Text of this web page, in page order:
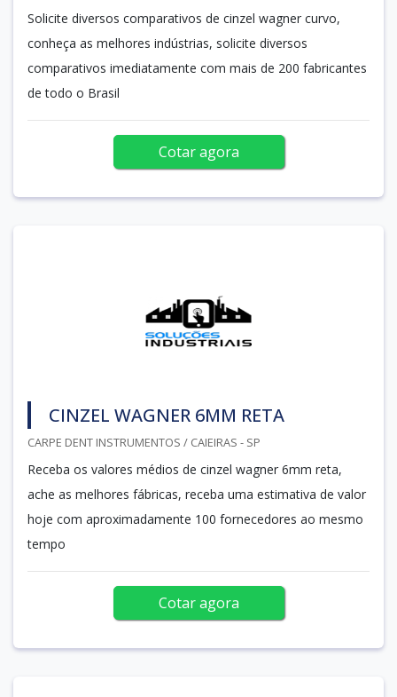
Solicite diversos comparativos de cinzel wagner curvo,
conheça as melhores indústrias, solicite diversos
comparativos imediatamente com mais de 200 fabricantes
de todo o Brasil
Cotar agora
CINZEL WAGNER 6MM RETA
CARPE DENT INSTRUMENTOS / CAIEIRAS - SP
Receba os valores médios de cinzel wagner 6mm reta,
ache as melhores fábricas, receba uma estimativa de valor
hoje com aproximadamente 100 fornecedores ao mesmo
tempo
Cotar agora